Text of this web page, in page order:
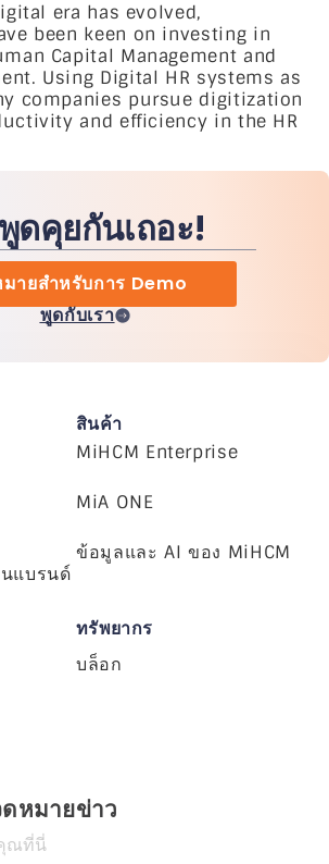
era has evolved,
been keen on investing in
Capital Management and
Using Digital HR systems as
companies pursue digitization
and efficiency in the HR
ดคุยกันเถอะ!
ายสำหรับการ Demo
พูดกับเรา
แบรนด์
สินค้า
MiHCM Enterprise
MiA ONE
ข้อมูลและ AI ของ MiHCM
ทรัพยากร
บล็อก
หมายข่าว